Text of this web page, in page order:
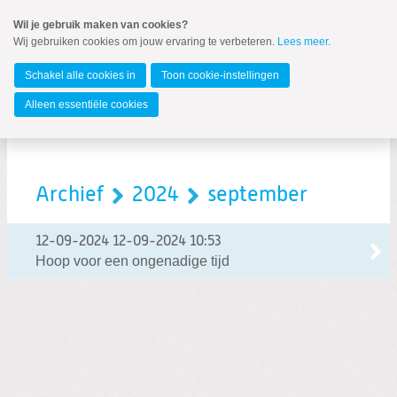
naar
Spring
de
inhoud
Spring
naar
Amstelveen
MENU
Archief 2024 september
12-09-2024 12-09-2024 10:53
Hoop voor een ongenadige tijd
Wil je gebruik maken van cookies?
Wij gebruiken cookies om jouw ervaring te verbeteren. Lees meer.
Schakel alle cookies in Toon cookie-instellingen
Alleen essentiële cookies